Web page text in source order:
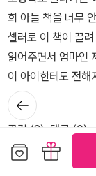
희 아들 책을 너무
셀러로 이 책이 끌
읽어주면서 엄마인
이 아이한테도 전해
공감 (2) 댓글 (0)
뒤로가
기